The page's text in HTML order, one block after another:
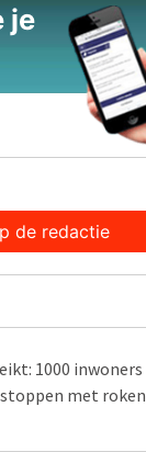
je
de redactie
1000 inwoners
met roken